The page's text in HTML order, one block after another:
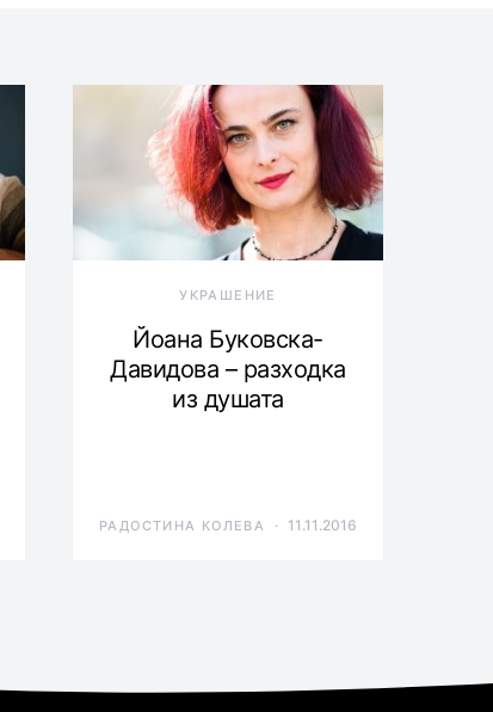
УКРАШЕНИЕ
Йоана Буковска-
Давидова – разходка
из душата
РАДОСТИНА КОЛЕВА 11.11.2016